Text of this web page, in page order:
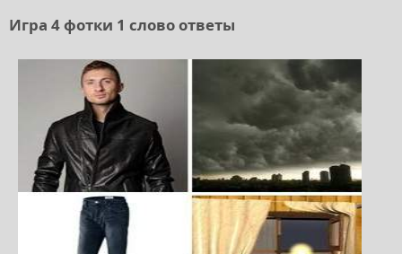
Игра 4 фотки 1 слово ответы